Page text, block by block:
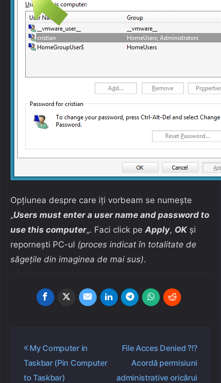
Opțiunea despre care iți vorbeam se numește
„Users must enter a user name and password to
use this computer„. Faci click pe Apply, OKși
repornești PC-ul (proces indicat în totalitate de
săgețile din imaginea de mai sus).
Navigare
articole
My Computer in
Taskbar (Pin Computer
to Taskbar)
File Acces Denied ?!?
Acordă permisiuni
administrative oricărui